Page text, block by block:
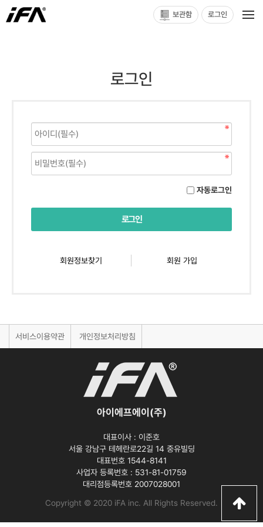
보관함 로그인
로그인
자동로그인
회원정보찾기 회원 가입
서비스이용약관 개인정보처리방침
아이에프에이(주)
대표이사 : 이준호
서울 강남구 테헤란로22길 14 중유빌딩
대표번호 1544-8141
사업자 등록번호 : 531-81-01759
대리점등록번호 2007028001
Copyright © 2020 iFA inc. All Rights Reserved.